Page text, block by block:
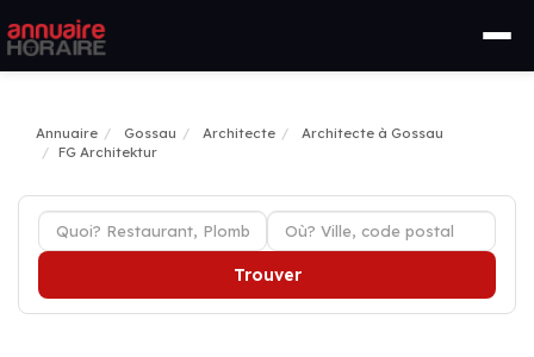
Annuaire Gossau Architecte
Architecte à Gossau
FG Architektur
Trouver